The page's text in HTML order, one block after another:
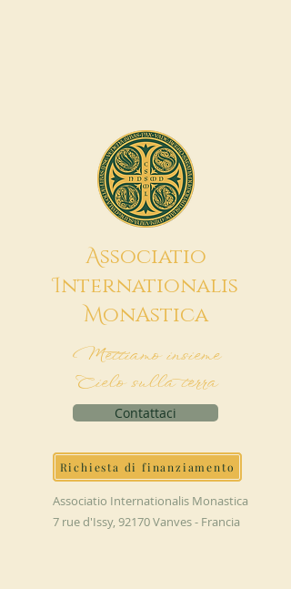
Associatio
Internationalis
MonAstica
Mettiamo insieme
Cielo sulla terra
Contattaci
Richiesta di finanziamento
Associatio Internationalis Monastica
7 rue d'Issy, 92170 Vanves - Francia